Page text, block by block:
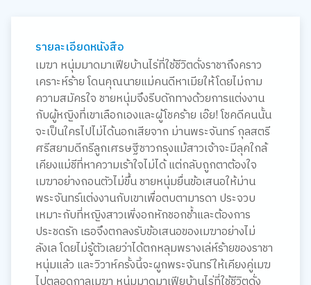
รายละเอียดหนังสือ
เมฆา หนุ่มมาดมาเฟียบ้านไร่ที่ใช้ชีวิตดั่งราชาถึงคราว
เคราะห์ร้าย โดนคุณนายแม่คนดีหาเมียให้โดยไม่ถาม
ความสมัครใจ ชายหนุ่มจึงรีบดักทางด้วยการแต่งงาน
กับผู้หญิงที่เขาเลือกเองและผู้โชคร้าย เอ๊ย! โชคดีคนนั้น
จะเป็นใครไปไม่ได้นอกเสียจาก ม่านพระจันทร์ กุลสตรี
ศรีสยามดีกรีลูกเศรษฐีชาวกรุงแม้สาวเจ้าจะมีลุคใกล้
เคียงแม่ชีที่หาความเร้าใจไม่ได้ แต่กลับถูกตาต้องใจ
เมฆาอย่างถอนตัวไม่ขึ้น ชายหนุ่มยื่นข้อเสนอให้ม่าน
พระจันทร์แต่งงานกับเขาเพื่อตบตามารดา ประจวบ
เหมาะกับที่หญิงสาวเพิ่งอกหักชอกช้ำและต้องการ
ประชดรัก เธอจึงตกลงรับข้อเสนอของเมฆาอย่างไม่
ลังเล โดยไม่รู้ตัวเลยว่าได้ตกหลุมพรางเล่ห์ร้ายของราชา
หนุ่มแล้ว และวิวาห์ครั้งนี้จะผูกพระจันทร์ให้เคียงคู่เมฆ